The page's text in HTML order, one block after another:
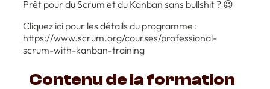
Prêt pour du Scrum et du Kanban sans bullshit ? 😉
Cliquez ici pour les détails du programme :
https://www.scrum.org/courses/professional-
scrum-with-kanban-training
Contenu de la formation